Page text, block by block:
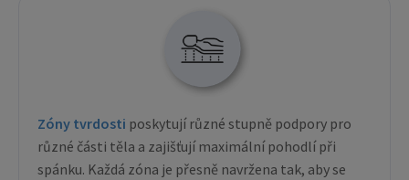
Zóny tvrdosti poskytují různé stupně podpory pro
různé části těla a zajišťují maximální pohodlí při
spánku. Každá zóna je přesně navržena tak, aby se